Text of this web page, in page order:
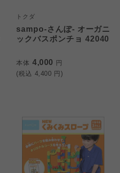
トクダ
sampo-さんぽ- オーガニ
ックバスポンチョ 42040
本体 4,000 円
(税込 4,400 円)